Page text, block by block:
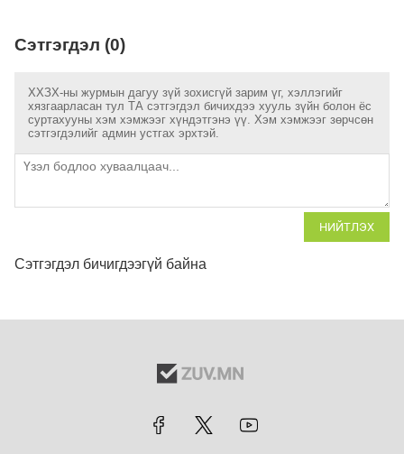
Сэтгэгдэл (0)
ХХЗХ-ны журмын дагуу зүй зохисгүй зарим үг, хэллэгийг
хязгаарласан тул ТА сэтгэгдэл бичихдээ хууль зүйн болон ёс
суртахууны хэм хэмжээг хүндэтгэнэ үү. Хэм хэмжээг зөрчсөн
сэтгэгдэлийг админ устгах эрхтэй.
НИЙТЛЭХ
Сэтгэгдэл бичигдээгүй байна